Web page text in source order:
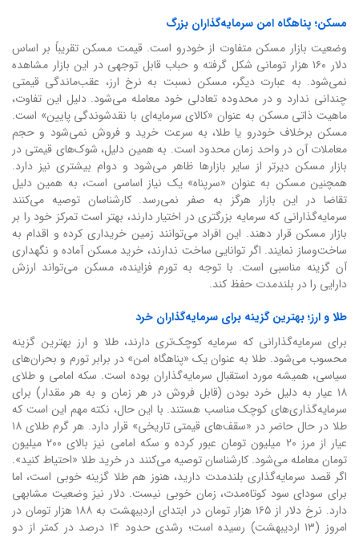
مسکن؛ پناهگاه امن سرمایه‌گذاران بزرگ
وضعیت بازار مسکن متفاوت از خودرو است. قیمت مسکن تقریباً بر اساس
دلار ۱۶۰ هزار تومانی شکل گرفته و حباب قابل توجهی در این بازار مشاهده
نمی‌شود. به عبارت دیگر، مسکن نسبت به نرخ ارز، عقب‌ماندگی قیمتی
چندانی ندارد و در محدوده تعادلی خود معامله می‌شود. دلیل این تفاوت،
ماهیت ذاتی مسکن به عنوان «کالای سرمایه‌ای با نقدشوندگی پایین» است.
مسکن برخلاف خودرو یا طلا، به سرعت خرید و فروش نمی‌شود و حجم
معاملات آن در واحد زمان محدود است. به همین دلیل، شوک‌های قیمتی در
بازار مسکن دیرتر از سایر بازارها ظاهر می‌شود و دوام بیشتری نیز دارد.
همچنین مسکن به عنوان «سرپناه» یک نیاز اساسی است، به همین دلیل
تقاضا در این بازار هرگز به صفر نمی‌رسد. کارشناسان توصیه می‌کنند
سرمایه‌گذارانی که سرمایه بزرگتری در اختیار دارند، بهتر است تمرکز خود را بر
بازار مسکن قرار دهند. این افراد می‌توانند زمین خریداری کرده و اقدام به
ساخت‌وساز نمایند. اگر توانایی ساخت ندارند، خرید مسکن آماده و نگهداری
آن گزینه مناسبی است. با توجه به تورم فزاینده، مسکن می‌تواند ارزش
دارایی را در بلندمدت حفظ کند.
طلا و ارز؛ بهترین گزینه برای سرمایه‌گذاران خرد
برای سرمایه‌گذارانی که سرمایه کوچک‌تری دارند، طلا و ارز بهترین گزینه
محسوب می‌شود. طلا به عنوان یک «پناهگاه امن» در برابر تورم و بحران‌های
سیاسی، همیشه مورد استقبال سرمایه‌گذاران بوده است. سکه امامی و طلای
۱۸ عیار به دلیل خرد بودن (قابل فروش در هر زمان و به هر مقدار) برای
سرمایه‌گذاری‌های کوچک مناسب هستند. با این حال، نکته مهم این است که
طلا در حال حاضر در «سقف‌های قیمتی تاریخی» قرار دارد. هر گرم طلای ۱۸
عیار از مرز ۲۰ میلیون تومان عبور کرده و سکه امامی نیز بالای ۲۰۰ میلیون
تومان معامله می‌شود. کارشناسان توصیه می‌کنند در خرید طلا «احتیاط کنید».
اگر قصد سرمایه‌گذاری بلندمدت دارید، هنوز هم طلا گزینه خوبی است، اما
برای سودای سود کوتاه‌مدت، زمان خوبی نیست. دلار نیز وضعیت مشابهی
دارد. نرخ دلار از ۱۶۵ هزار تومان در ابتدای اردیبهشت به ۱۸۸ هزار تومان در
امروز (۱۳ اردیبهشت) رسیده است؛ رشدی حدود ۱۴ درصد در کمتر از دو